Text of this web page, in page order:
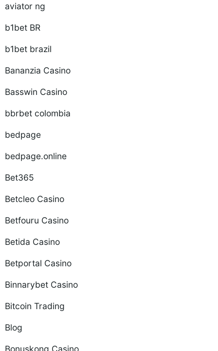
aviator ng
b1bet BR
b1bet brazil
Bananzia Casino
Basswin Casino
bbrbet colombia
bedpage
bedpage.online
Bet365
Betcleo Casino
Betfouru Casino
Betida Casino
Betportal Casino
Binnarybet Casino
Bitcoin Trading
Blog
Bonuskong Casino